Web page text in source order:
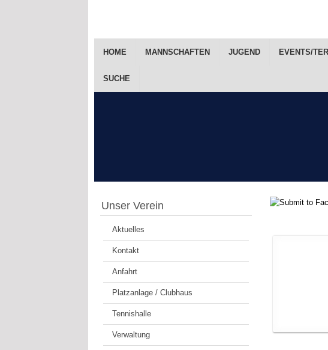
HOME MANNSCHAFTEN JUGEND EVENTS/
SUCHE
Unser Verein
Aktuelles
Kontakt
Anfahrt
Platzanlage / Clubhaus
Tennishalle
Verwaltung